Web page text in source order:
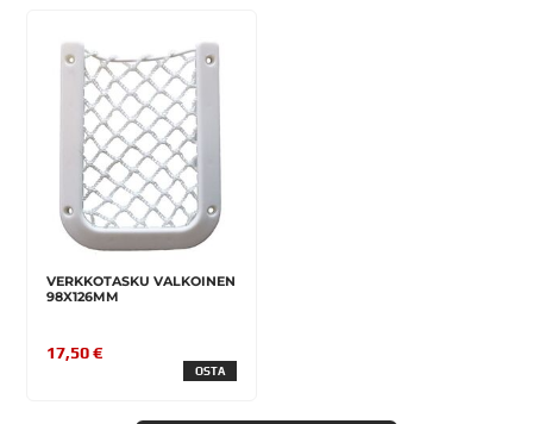
VERKKOTASKU VALKOINEN
98X126MM
17,50 €
OSTA